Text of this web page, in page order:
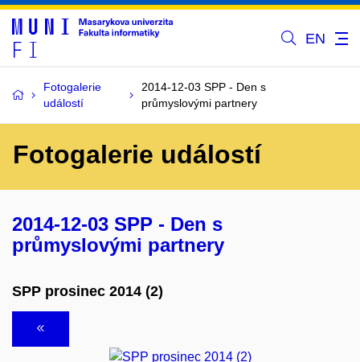
EN
Fotogalerie
událostí
2014-12-03 SPP - Den s
průmyslovými partnery
Fotogalerie událostí
2014-12-03 SPP - Den s
průmyslovými partnery
SPP prosinec 2014 (2)